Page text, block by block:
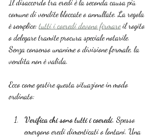
Il disaccordo tra eredi è la seconda causa più
comune di vendite bloccate o annullate. La regola
è semplice: tutti i coeredi devono firmare il rogito
o delegare tramite procura speciale notarile.
Senza consenso unanime o divisione formale, la
vendita non è valida.
Ecco come gestire questa situazione in modo
ordinato:
Verifica chi sono tutti i coeredi. Spesso
emergono eredi dimenticati o lontani. Una